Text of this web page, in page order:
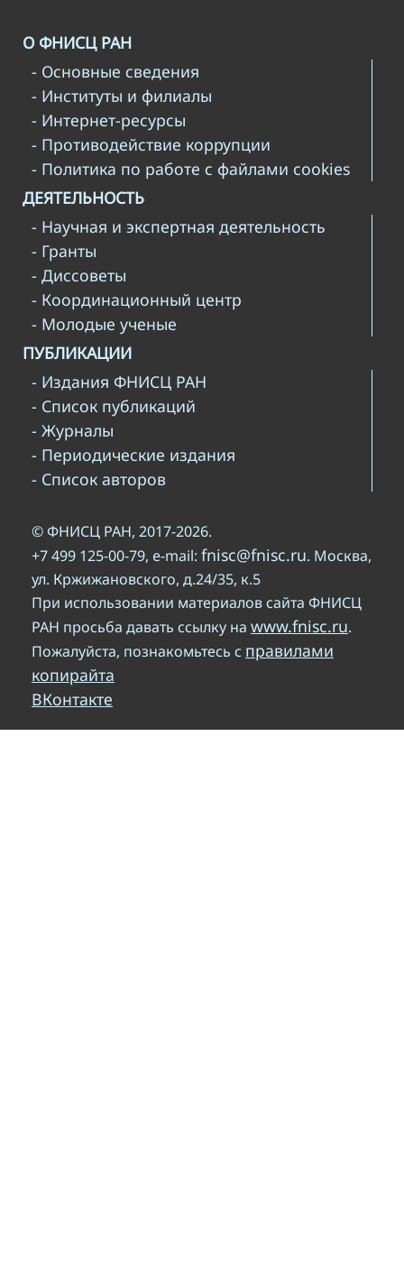
О ФНИСЦ РАН
- Основные сведения
- Институты и филиалы
- Интернет-ресурсы
- Противодействие коррупции
- Политика по работе с файлами cookies
ДЕЯТЕЛЬНОСТЬ
- Научная и экспертная деятельность
- Гранты
- Диссоветы
- Координационный центр
- Молодые ученые
ПУБЛИКАЦИИ
- Издания ФНИСЦ РАН
- Список публикаций
- Журналы
- Периодические издания
- Список авторов
© ФНИСЦ РАН, 2017-2026.
+7 499 125-00-79, e-mail: fnisc@fnisc.ru. Москва,
ул. Кржижановского, д.24/35, к.5
При использовании материалов сайта ФНИСЦ
РАН просьба давать ссылку на www.fnisc.ru.
Пожалуйста, познакомьтесь с правилами
копирайта
ВКонтакте